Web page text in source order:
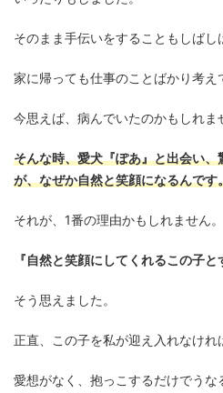
そのまま手伝いをすることもしばし
家に帰っても仕事のことばかり考え
今思えば、病んでいたのかもしれま
そんな時、愛犬『ぽあ』と出会い
が、なぜか自然と笑顔になるんです
それが、1番の理由かもしれません。
『自然と笑顔にしてくれるこの子と
そう思えました。
正直、この子を私が迎え入れなけれ
愛想がなく、抱っこするだけでう